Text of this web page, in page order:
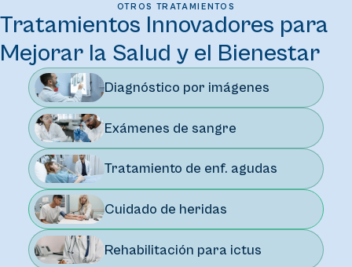
OTROS TRATAMIENTOS
Tratamientos Innovadores para
Mejorar la Salud y el Bienestar
Diagnóstico por imágenes
Exámenes de sangre
Tratamiento de enf. agudas
Cuidado de heridas
Rehabilitación para ictus